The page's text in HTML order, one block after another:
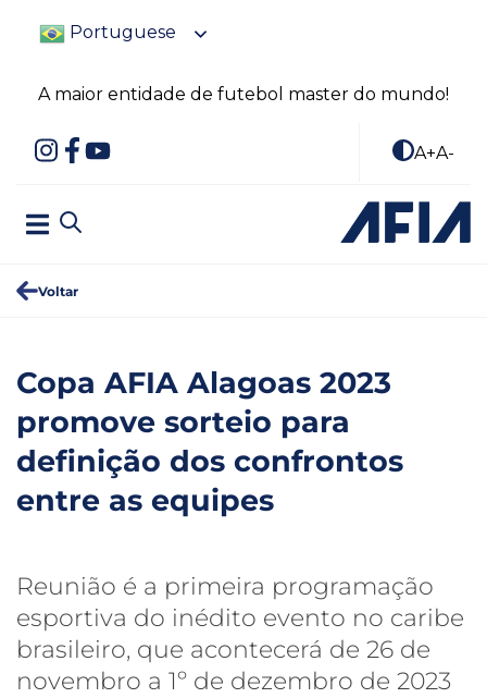
Portuguese
A maior entidade de futebol master do mundo!
A+A-
Voltar
Copa AFIA Alagoas 2023
promove sorteio para
definição dos confrontos
entre as equipes
Reunião é a primeira programação
esportiva do inédito evento no caribe
brasileiro, que acontecerá de 26 de
novembro a 1º de dezembro de 2023